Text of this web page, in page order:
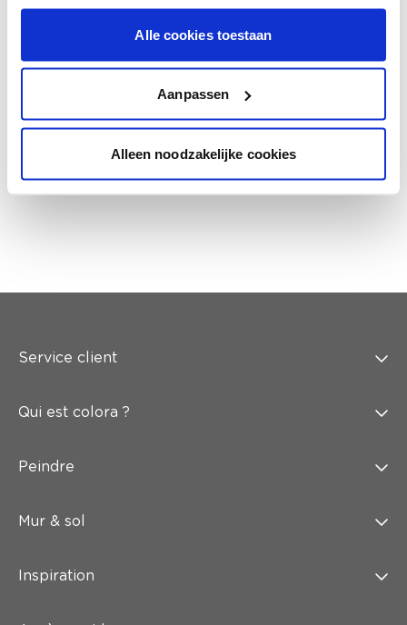
Alle cookies toestaan
Aanpassen
Alleen noodzakelijke cookies
l'éclairage et de votre mobilier.
Obtenez un contrôle technologique de vos
murs.
Service client
Qui est colora ?
Peindre
Mur & sol
Inspiration